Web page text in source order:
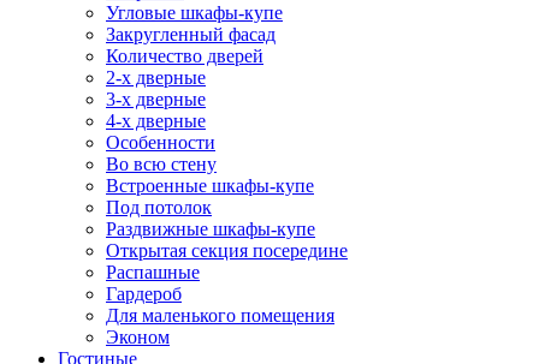
Угловые шкафы-купе
Закругленный фасад
Количество дверей
2-х дверные
3-х дверные
4-х дверные
Особенности
Во всю стену
Встроенные шкафы-купе
Под потолок
Раздвижные шкафы-купе
Открытая секция посередине
Распашные
Гардероб
Для маленького помещения
Эконом
Гостиные